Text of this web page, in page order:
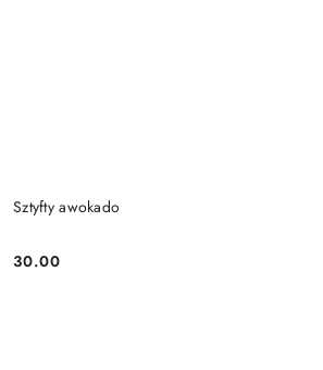
Sztyfty awokado
Cena:
30.00